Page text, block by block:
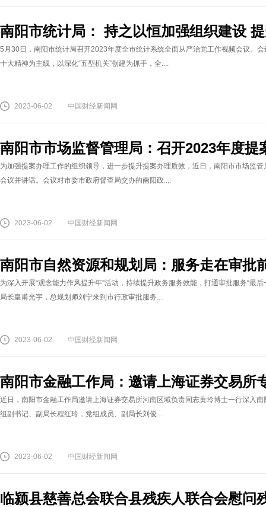
南阳市统计局： 持之以恒加强组织建设
5月30日，南阳市统计局召开2023年度全市统计系统全面从严治党工作视频会议。
十大精神为主线，以深化“五型机关”创建为抓手，全....
2023-06-02 中国财经新闻网
南阳市市场监督管理局：召开2023年度提
为加强提案办理工作的组织领导，进一步提升提案办理质效，近日，南阳市市场监
会议并讲话。会议对市委市政府督查局交办的南阳政....
2023-06-02 中国财经新闻网
南阳市自然资源和规划局：服务走在审批
为深入开展“观念能力作风提升年”活动，持续提升政务服务效能，打通审批服务“最
局长皇甫光宇，总规划师刘宁来到市行政审批服务....
2023-06-02 中国财经新闻网
南阳市金融工作局：邀请上海证券交易所
近日，南阳市金融工作局邀请上海证券交易所河南区域负责同志黄玲博士一行深入
组副书记、副局长程红玲，党组成员、副局长刘俊....
2023-06-02 中国财经新闻网
临颍县慈善总会联合县残疾人联合会慰问